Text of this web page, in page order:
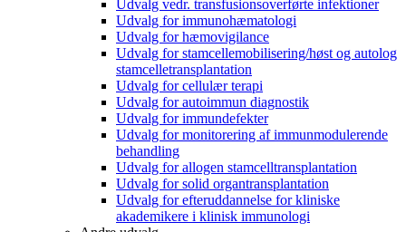
Udvalg vedr. transfusionsoverførte infektioner
Udvalg for immunohæmatologi
Udvalg for hæmovigilance
Udvalg for stamcellemobilisering/høst og autolog
stamcelletransplantation
Udvalg for cellulær terapi
Udvalg for autoimmun diagnostik
Udvalg for immundefekter
Udvalg for monitorering af immunmodulerende
behandling
Udvalg for allogen stamcelltransplantation
Udvalg for solid organtransplantation
Udvalg for efteruddannelse for kliniske
akademikere i klinisk immunologi